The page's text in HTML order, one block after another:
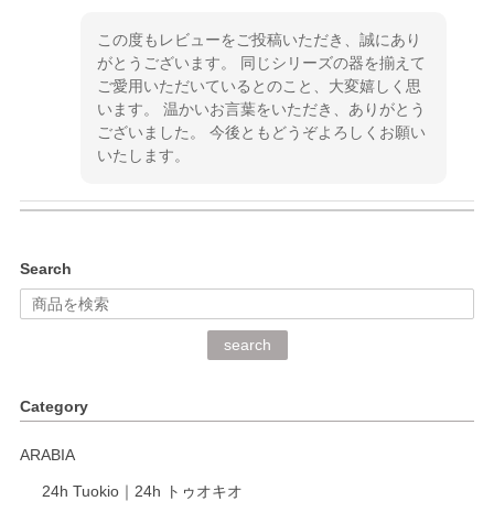
この度もレビューをご投稿いただき、誠にあり
がとうございます。 同じシリーズの器を揃えて
ご愛用いただいているとのこと、大変嬉しく思
います。 温かいお言葉をいただき、ありがとう
ございました。 今後ともどうぞよろしくお願い
いたします。
深さや大きさがとてもちょうど良く、手に馴染み、洗いやす
く、他の柄も何枚かこちらで買い、毎食時に使用していま
く交換して下さいました。
がとうございます。 同じシリーズの器を揃えて
Search
search
Category
ARABIA
24h Tuokio｜24h トゥオキオ